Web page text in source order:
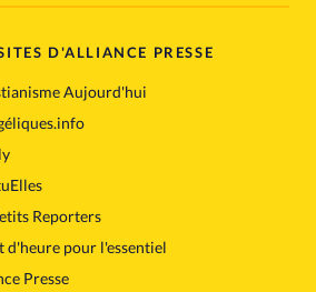
D'ALLIANCE PRESSE
Aujourd'hui
Reporters
d'heure pour l'essentiel
Presse